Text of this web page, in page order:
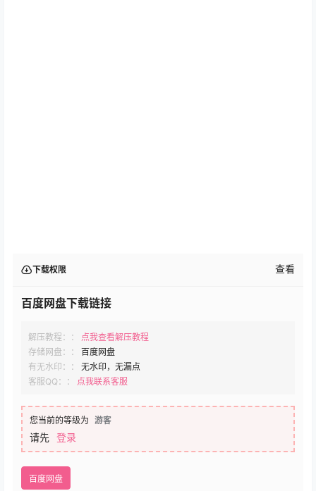
下载权限 查看
百度网盘下载链接
解压教程：：
点我查看解压教程
存储网盘：：
百度网盘
有无水印：：
无水印，无漏点
客服QQ：：
点我联系客服
您当前的等级为 游客
请先 登录
百度网盘